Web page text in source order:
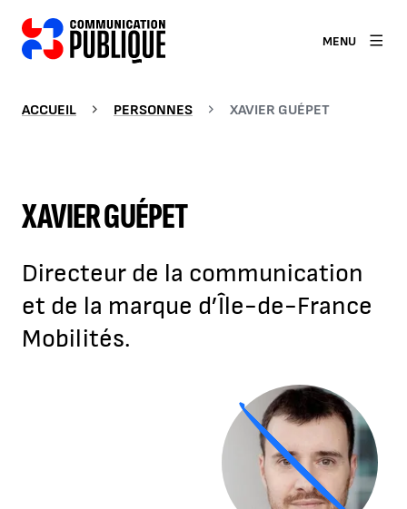
MENU
ACCUEIL PERSONNES XAVIER GUÉPET
XAVIER GUÉPET
Directeur de la communication
et de la marque d’Île-de-France
Mobilités.
Agrandir